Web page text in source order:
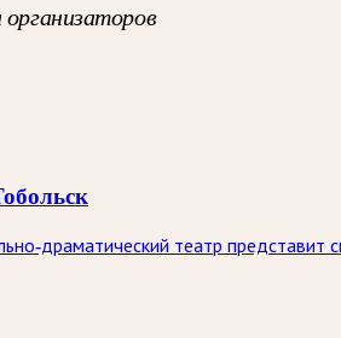
драматический театр